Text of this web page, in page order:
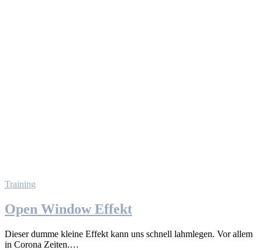
Training
Open Window Effekt
Dieser dumme kleine Effekt kann uns schnell lahmlegen. Vor allem
in Corona Zeiten.…